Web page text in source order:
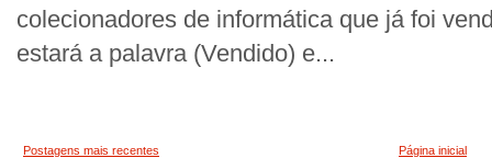
colecionadores de informática que já foi
estará a palavra (Vendido) e...
Postagens mais recentes Página inicial